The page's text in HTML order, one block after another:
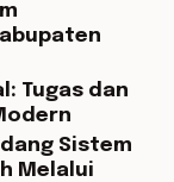
Tugas dan
Sistem
Melalui